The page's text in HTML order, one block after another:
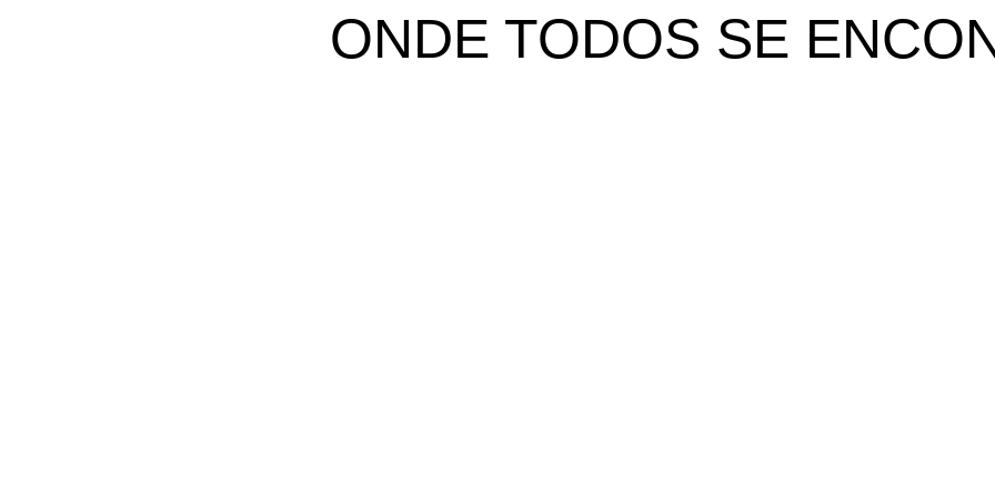
ONDE TODOS SE